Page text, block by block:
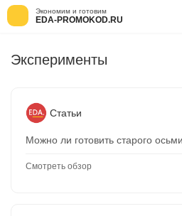
Экономим и готовим
EDA-PROMOKOD.RU
Эксперименты
Статьи
Можно ли готовить старого
Смотреть обзор